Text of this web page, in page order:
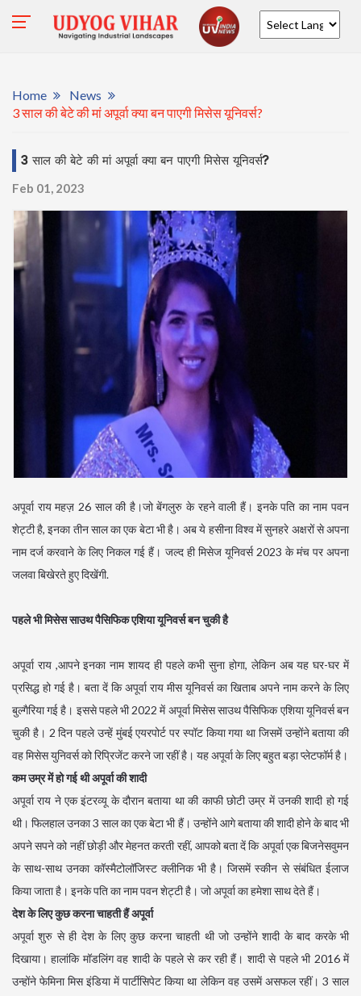
Home
News
3 साल की बेटे की मां अपूर्वा क्या बन पाएगी मिसेस यूनिवर्स?
3 साल की बेटे की मां अपूर्वा क्या बन पाएगी मिसेस यूनिवर्स?
Feb 01, 2023
अपूर्वा राय महज़ 26 साल की है।जो बेंगलुरु के रहने वाली हैं। इनके पति का नाम पवन
शेट्टी है, इनका तीन साल का एक बेटा भी है। अब ये हसीना विश्व में सुनहरे अक्षरों से अपना
नाम दर्ज करवाने के लिए निकल गई हैं। जल्द ही मिसेज यूनिवर्स 2023 के मंच पर अपना
जलवा बिखेरते हुए दिखेंगी.
पहले भी मिसेस साउथ पैसिफिक एशिया यूनिवर्स बन चुकी है
अपूर्वा राय ,आपने इनका नाम शायद ही पहले कभी सुना होगा, लेकिन अब यह घर-घर में
प्रसिद्ध हो गई है। बता दें कि अपूर्वा राय मीस यूनिवर्स का खिताब अपने नाम करने के लिए
बुल्गैरिया गई है। इससे पहले भी 2022 में अपूर्वा मिसेस साउथ पैसिफिक एशिया यूनिवर्स बन
चुकी है। 2 दिन पहले उन्हें मुंबई एयरपोर्ट पर स्पॉट किया गया था जिसमें उन्होंने बताया की
वह मिसेस युनिवर्स को रिप्रिजेंट करने जा रहीं है। यह अपूर्वा के लिए बहुत बड़ा प्लेटफॉर्म है।
कम उम्र में हो गई थी अपूर्वा की शादी
अपूर्वा राय ने एक इंटरव्यू के दौरान बताया था की काफी छोटी उम्र में उनकी शादी हो गई
थी। फिलहाल उनका 3 साल का एक बेटा भी हैं। उन्होंने आगे बताया की शादी होने के बाद भी
अपने सपने को नहीं छोड़ी और मेहनत करती रहीं, आपको बता दें कि अपूर्वा एक बिजनेसवुमन
के साथ-साथ उनका कॉस्मैटोलॉजिस्ट क्लीनिक भी है। जिसमें स्कीन से संबंधित ईलाज
किया जाता है। इनके पति का नाम पवन शेट्टी है। जो अपूर्वा का हमेशा साथ देते हैं।
देश के लिए कुछ करना चाहती हैं अपूर्वा
अपूर्वा शुरु से ही देश के लिए कुछ करना चाहती थी जो उन्होंने शादी के बाद करके भी
दिखाया। हालांकि मॉडलिंग वह शादी के पहले से कर रही हैं। शादी से पहले भी 2016 में
उन्होंने फेमिना मिस इंडिया में पार्टीसिपेट किया था लेकिन वह उसमें असफल रहीं। 3 साल